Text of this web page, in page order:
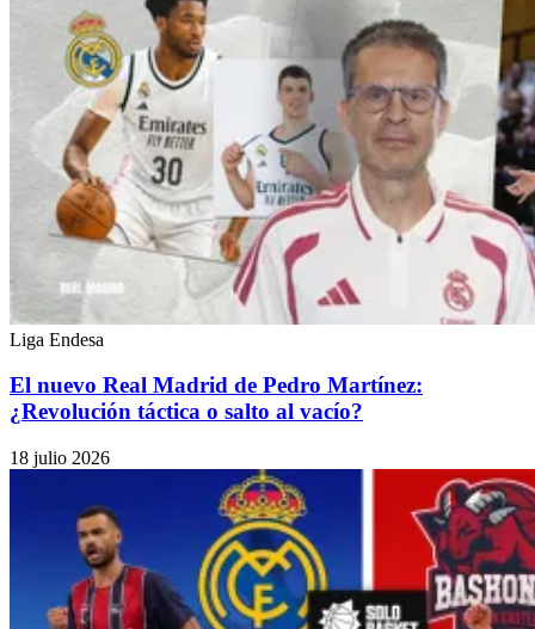
Liga Endesa
El nuevo Real Madrid de Pedro Martínez:
¿Revolución táctica o salto al vacío?
18 julio 2026